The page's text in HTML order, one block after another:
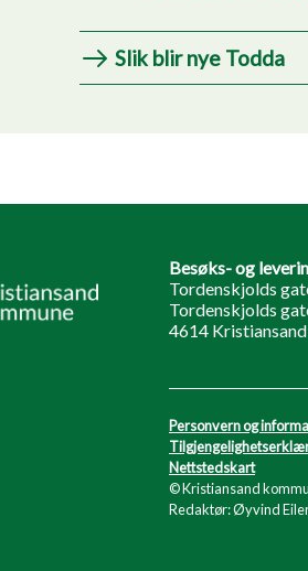
Slik blir nye Todda
Besøks- og
Tordenskjolds
Tordenskjolds
4614 Kristiansand
Personvern og
Nettstedskart
© Kristiansand
Redaktør: Øyvind